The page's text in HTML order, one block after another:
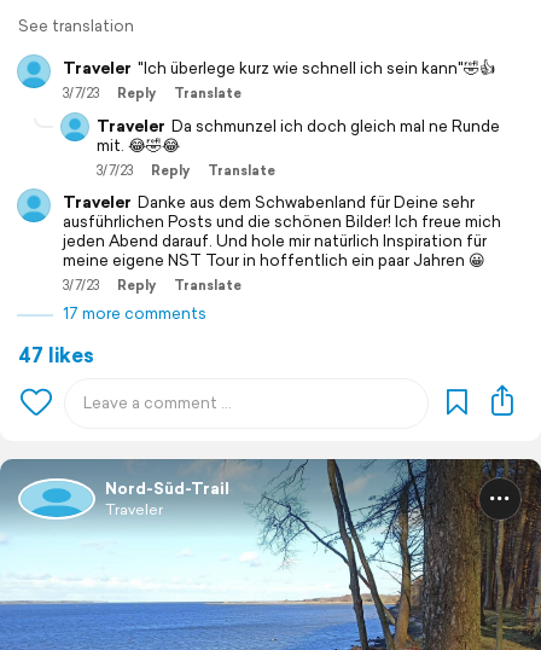
See translation
Traveler "Ich überlege kurz wie schnell ich sein kann"🤣👍
3/7/23 Reply Translate
Traveler Da schmunzel ich doch gleich mal ne Runde
mit. 😂🤣😂
3/7/23 Reply Translate
Traveler Danke aus dem Schwabenland für Deine sehr
ausführlichen Posts und die schönen Bilder! Ich freue mich
jeden Abend darauf. Und hole mir natürlich Inspiration für
meine eigene NST Tour in hoffentlich ein paar Jahren 😀
3/7/23 Reply Translate
17 more comments
47 likes
Nord-Süd-Trail
Traveler